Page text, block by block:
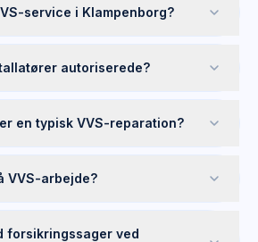
service i Klampenborg?
autoriserede?
en typisk VVS-reparation?
VVS-arbejde?
forsikringssager ved